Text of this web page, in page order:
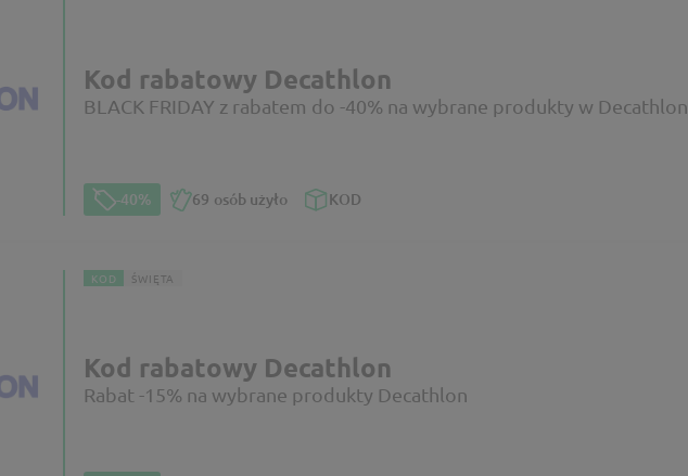
Kod rabatowy Decathlon
BLACK FRIDAY z rabatem do -40% na wybrane produkty w Decathlon
-40% 69 osób użyło KOD
KOD ŚWIĘTA
Kod rabatowy Decathlon
Rabat -15% na wybrane produkty Decathlon